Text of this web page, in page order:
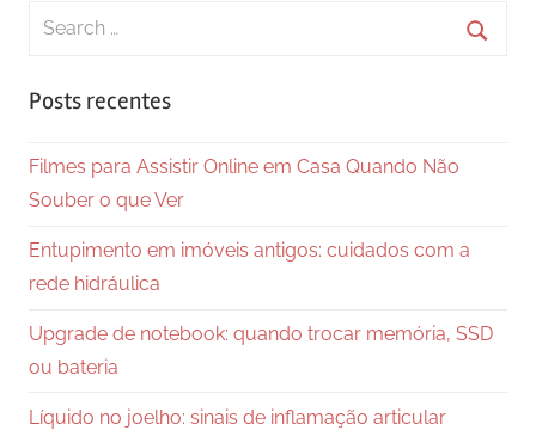
Search
Posts recentes
Filmes para Assistir Online em Casa Quando Não
Souber o que Ver
Entupimento em imóveis antigos: cuidados com a
rede hidráulica
Upgrade de notebook: quando trocar memória, SSD
ou bateria
Líquido no joelho: sinais de inflamação articular